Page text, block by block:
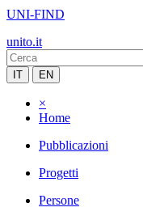
UNI-FIND
unito.it
IT EN
×
Home
Pubblicazioni
Progetti
Persone